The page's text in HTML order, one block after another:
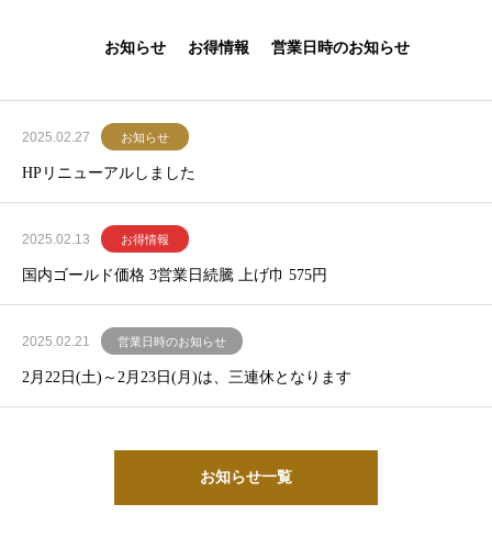
お知らせ お得情報 営業日時のお知らせ
2025.02.27 お知らせ
HPリニューアルしました
2025.02.13 お得情報
国内ゴールド価格 3営業日続騰 上げ巾 575円
2025.02.21 営業日時のお知らせ
2月22日(土)～2月23日(月)は、三連休となります
お知らせ一覧